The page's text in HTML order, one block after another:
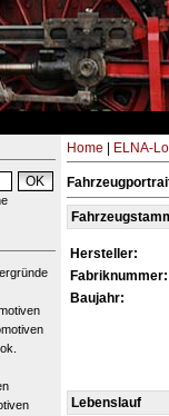
Home ELNA-
Hersteller:
Fabriknummer:
Baujahr:
Lebenslauf